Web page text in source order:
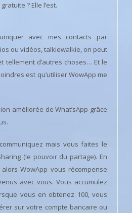
? Elle l’est.
avec mes contacts par
ou vidéos, talkiewalkie, on peut
tellement d’autres choses… Et le
est qu’utiliser WowApp me
améliorée de What’sApp grâce
mais vous faites le
(le pouvoir du partage). En
WowApp vous récompense
avec vous. Vous accumulez
vous en obtenez 100, vous
sur votre compte bancaire ou